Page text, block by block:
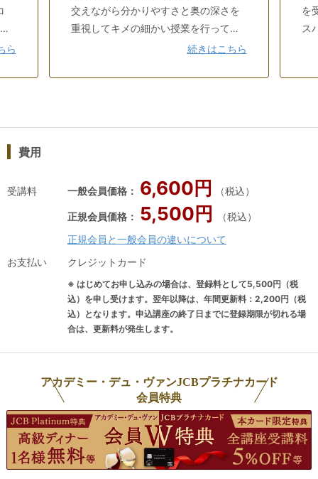
検索用コード: jsa_simulation4
キ
・
ら
交えながら分かりやすさと奥の深さを
重視してキメの細かい授業を行ってい
る。受験クラスでは過去十年における
に分析し、「なぜその選択肢が正解に
続きはこちら
を
ス
た
費用
受講料 一般会員価格： 6,600円 （税込）
正規会員価格： 5,500円
（税込）
正規会員と一般会員の違いについて
お支払い
クレジットカード
※ はじめてお申し込みの場合は、登録料として5,500円（税
込）を申し受けます。翌年以降は、年間更新料：2,200円（税
込）となります。申込講座の終了日までに登録期限が切れる場
合は、更新料が発生します。
アカデミー・デュ・ヴァンJCBプラチナカード
会員特典